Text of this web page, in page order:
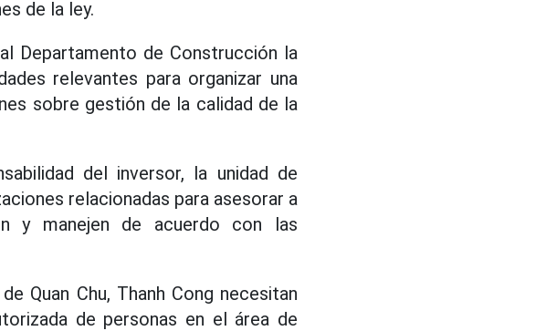
de la ley.
Departamento de Construcción la
relevantes para organizar una
sobre gestión de la calidad de la
del inversor, la unidad de
relacionadas para asesorar a
y manejen de acuerdo con las
Quan Chu, Thanh Cong necesitan
de personas en el área de